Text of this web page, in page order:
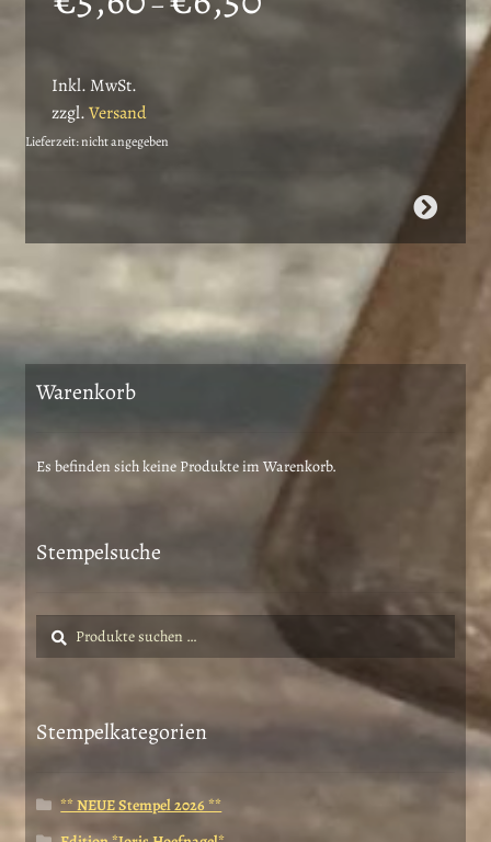
Inkl. MwSt.
zzgl.Versand
Lieferzeit: nicht angegeben
Dieses
mehrere
auf.
Die
Optionen
auf
werden
Warenkorb
Es befinden sich keine Produkte im Warenkorb.
Stempelsuche
Suche
nach:
Suchen
Stempelkategorien
** NEUE Stempel 2026 **